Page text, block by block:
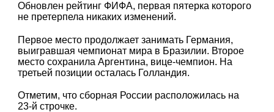
Обновлен рейтинг ФИФА, первая пятерка которого
не претерпела никаких изменений.
Первое место продолжает занимать Германия,
выигравшая чемпионат мира в Бразилии. Второе
место сохранила Аргентина, вице-чемпион. На
третьей позиции осталась Голландия.
Отметим, что сборная России расположилась на
23-й строчке.